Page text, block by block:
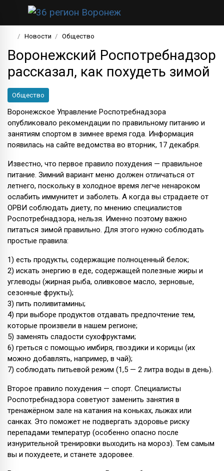
Новости Общество
Воронежский Роспотребнадзор
рассказал, как похудеть зимой
Общество
Воронежское Управление Роспотребнадзора
опубликовало рекомендации по правильному питанию и
занятиям спортом в зимнее время года. Информация
появилась на сайте ведомства во вторник, 17 декабря.
Известно, что первое правило похудения — правильное
питание. Зимний вариант меню должен отличаться от
летнего, поскольку в холодное время легче ненароком
ослабить иммунитет и заболеть. А когда вы страдаете от
ОРВИ соблюдать диету, по мнению специалистов
Роспотребнадзора, нельзя. Именно поэтому важно
питаться зимой правильно. Для этого нужно соблюдать
простые правила:
1) есть продукты, содержащие полноценный белок;
2) искать энергию в еде, содержащей полезные жиры и
углеводы (жирная рыба, оливковое масло, зерновые,
сезонные фрукты);
3) пить поливитамины;
4) при выборе продуктов отдавать предпочтение тем,
которые произвели в нашем регионе;
5) заменять сладости сухофруктами;
6) греться с помощью имбиря, гвоздики и корицы (их
можно добавлять, например, в чай);
7) соблюдать питьевой режим (1,5 — 2 литра воды в день).
Второе правило похудения — спорт. Специалисты
Роспотребнадзора советуют заменить занятия в
тренажёрном зале на катания на коньках, лыжах или
санках. Это поможет не подвергать здоровье риску
перепадами температур (особенно опасно после
изнурительной тренировки выходить на мороз). Тем самым
вы и похудеете, и станете здоровее.